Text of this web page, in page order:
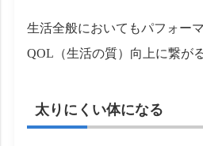
生活全般においてもパフォー
QOL（生活の質）向上に繋が
太りにくい体になる